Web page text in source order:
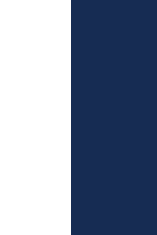
Programy
Zobacz przewodnik